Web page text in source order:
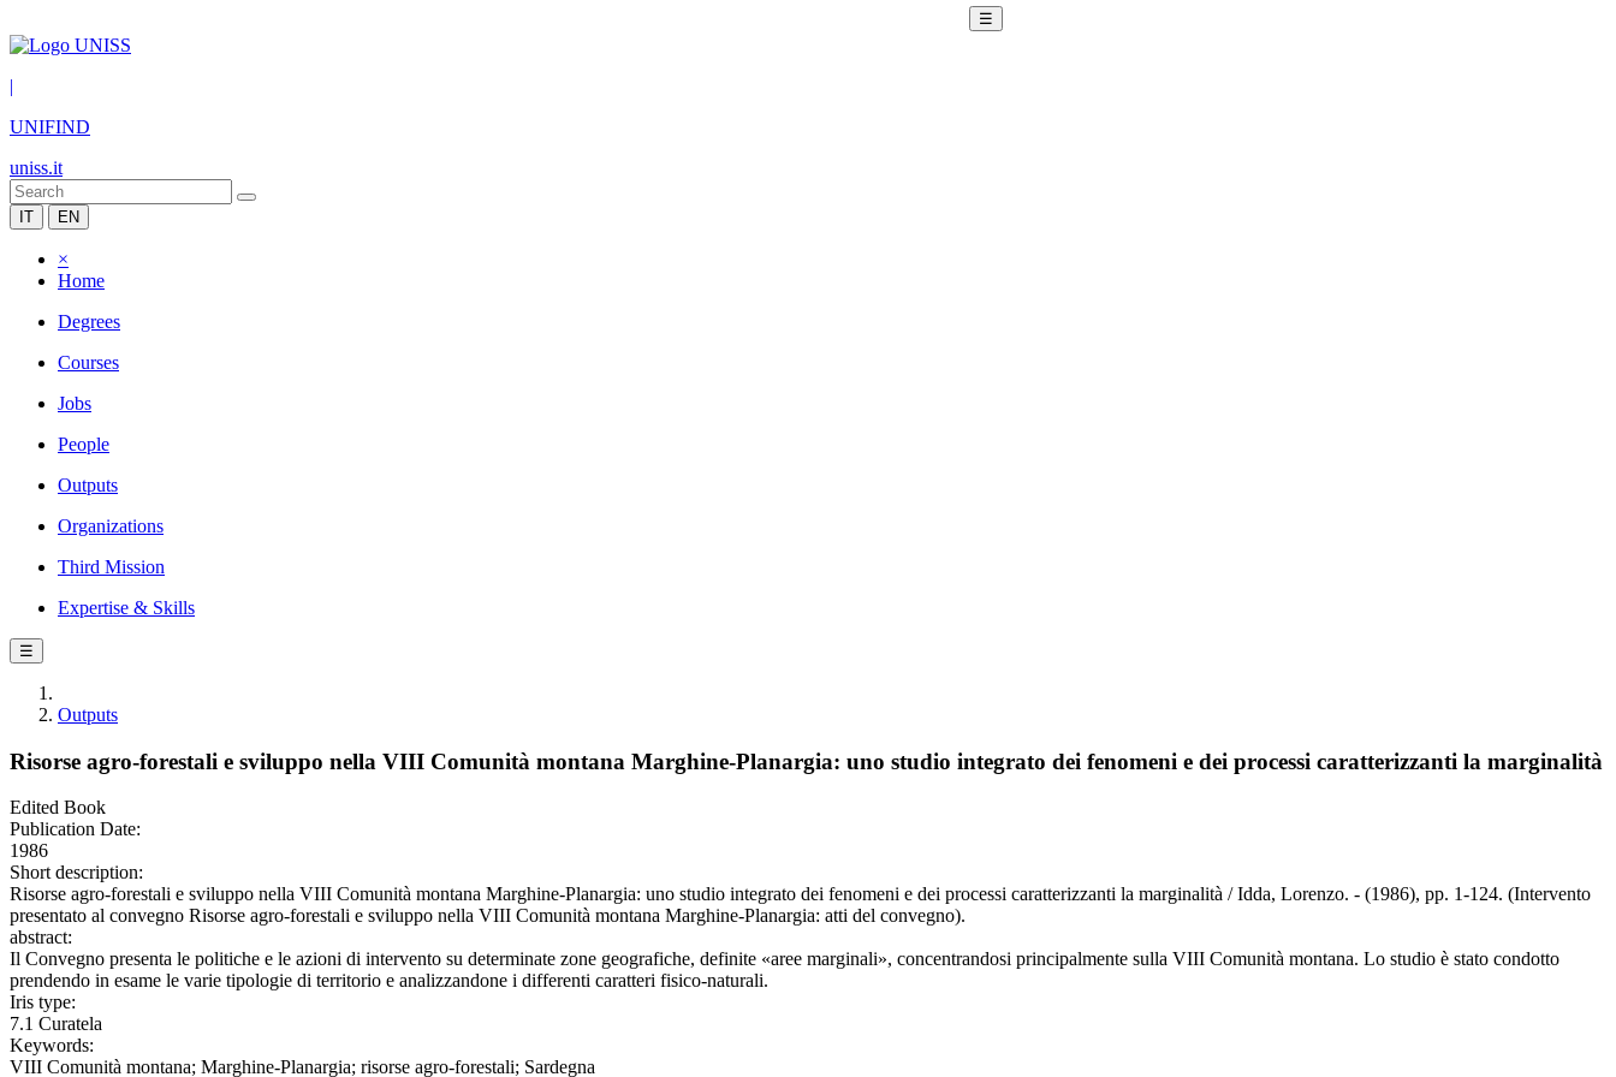
☰
|
UNIFIND
uniss.it
IT EN
×
Home
Degrees
Courses
Jobs
People
Outputs
Organizations
Third Mission
Expertise & Skills
☰
Outputs
Risorse agro-forestali e sviluppo nella VIII Comunità montana Marghine-Planargia: uno studio integrato dei fenomeni e dei processi caratterizzanti la marginalità
Edited Book
Publication Date:
1986
Short description:
Risorse agro-forestali e sviluppo nella VIII Comunità montana Marghine-Planargia: uno studio integrato dei fenomeni e dei processi caratterizzanti la marginalità / Idda, Lorenzo. - (1986), pp. 1-124. (Intervento
presentato al convegno Risorse agro-forestali e sviluppo nella VIII Comunità montana Marghine-Planargia: atti del convegno).
abstract:
Il Convegno presenta le politiche e le azioni di intervento su determinate zone geografiche, definite «aree marginali», concentrandosi principalmente sulla VIII Comunità montana. Lo studio è stato condotto
prendendo in esame le varie tipologie di territorio e analizzandone i differenti caratteri fisico-naturali.
Iris type:
7.1 Curatela
Keywords:
VIII Comunità montana; Marghine-Planargia; risorse agro-forestali; Sardegna